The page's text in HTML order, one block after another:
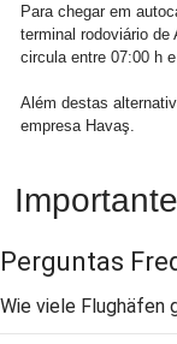
Para chegar em
terminal rodoviário de
circula entre 07:00 h
Além destas
empresa Havaş.
Perguntas
Wie viele Flughäfen